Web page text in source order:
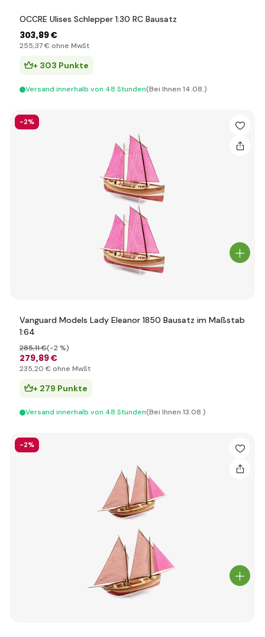
OCCRE Ulises Schlepper 1:30 RC Bausatz
303,89 €
255,37 € ohne MwSt
+ 303 Punkte
Versand innerhalb von 48 Stunden(Bei Ihnen 14.08.)
-2%
Vanguard Models Lady Eleanor 1850 Bausatz im Maßstab
1:64
279,89 €
285,11 €(-2 %)
235,20 € ohne MwSt
+ 279 Punkte
Versand innerhalb von 48 Stunden(Bei Ihnen 13.08.)
-2%